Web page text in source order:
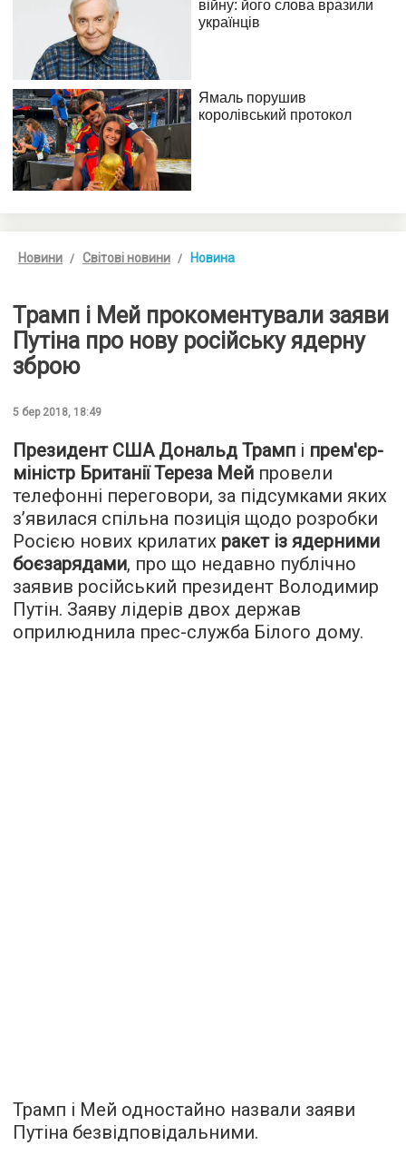
Новини Світові новини Новина
Трамп і Мей прокоментували заяви
Путіна про нову російську ядерну
зброю
5 бер 2018, 18:49
Президент США Дональд Трамп і прем'єр-
міністр Британії Тереза Мей провели
телефонні переговори, за підсумками яких
з’явилася спільна позиція щодо розробки
Росією нових крилатих ракет із ядерними
боєзарядами, про що недавно публічно
заявив російський президент Володимир
Путін. Заяву лідерів двох держав
оприлюднила прес-служба Білого дому.
Трамп і Мей одностайно назвали заяви
Путіна безвідповідальними.